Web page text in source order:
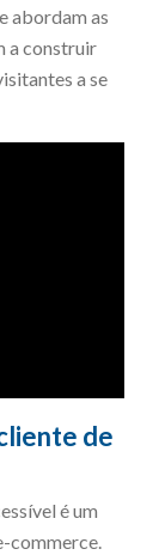
abordam as
a construir
a se
de
é um
commerce.